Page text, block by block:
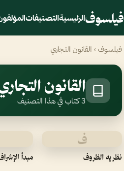
فيلسوفالرئيسيةالتصنيفات
فيلسوف › القانون التجاري
القانون
3 كتاب في هذا التصنيف
ف
نظريه الظروف مبدأ